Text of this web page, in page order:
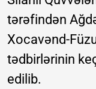
tərəfindən
Xocavənd-
tədbirlərinin
edilib.